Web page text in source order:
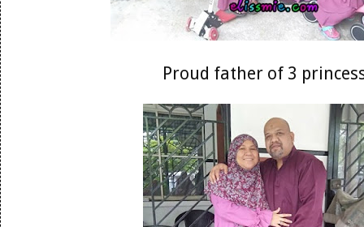
Proud father of 3